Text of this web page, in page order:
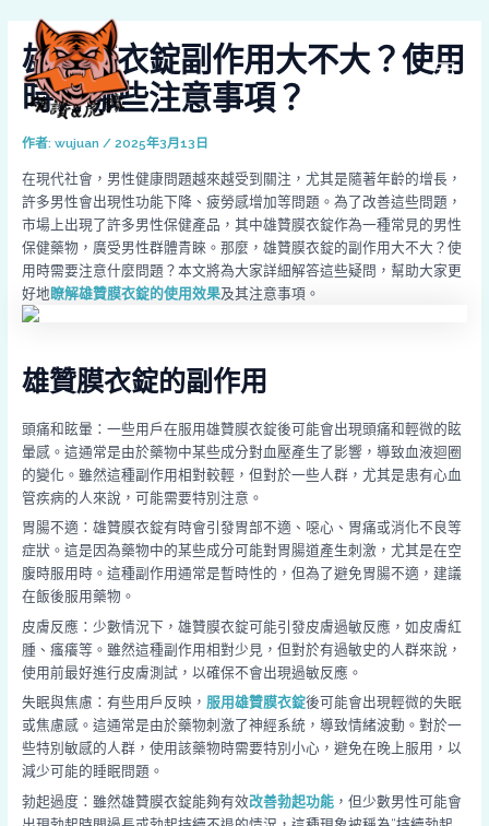
雄贊膜衣錠副作用大不大？使用
時有哪些注意事項？
作者: wujuan / 2025年3月13日
在現代社會，男性健康問題越來越受到關注，尤其是隨著年齡的增長，
許多男性會出現性功能下降、疲勞感增加等問題。為了改善這些問題，
市場上出現了許多男性保健產品，其中雄贊膜衣錠作為一種常見的男性
保健藥物，廣受男性群體青睞。那麼，雄贊膜衣錠的副作用大不大？使
用時需要注意什麼問題？本文將為大家詳細解答這些疑問，幫助大家更
好地瞭解雄贊膜衣錠的使用效果及其注意事項。
雄贊膜衣錠的副作用
頭痛和眩暈：一些用戶在服用雄贊膜衣錠後可能會出現頭痛和輕微的眩
暈感。這通常是由於藥物中某些成分對血壓產生了影響，導致血液迴圈
的變化。雖然這種副作用相對較輕，但對於一些人群，尤其是患有心血
管疾病的人來說，可能需要特別注意。
胃腸不適：雄贊膜衣錠有時會引發胃部不適、噁心、胃痛或消化不良等
症狀。這是因為藥物中的某些成分可能對胃腸道產生刺激，尤其是在空
腹時服用時。這種副作用通常是暫時性的，但為了避免胃腸不適，建議
在飯後服用藥物。
皮膚反應：少數情況下，雄贊膜衣錠可能引發皮膚過敏反應，如皮膚紅
腫、瘙癢等。雖然這種副作用相對少見，但對於有過敏史的人群來說，
使用前最好進行皮膚測試，以確保不會出現過敏反應。
失眠與焦慮：有些用戶反映， 服用雄贊膜衣錠後可能會出現輕微的失眠
或焦慮感。這通常是由於藥物刺激了神經系統，導致情緒波動。對於一
些特別敏感的人群，使用該藥物時需要特別小心，避免在晚上服用，以
減少可能的睡眠問題。
勃起過度：雖然雄贊膜衣錠能夠有效改善勃起功能，但少數男性可能會
navigation